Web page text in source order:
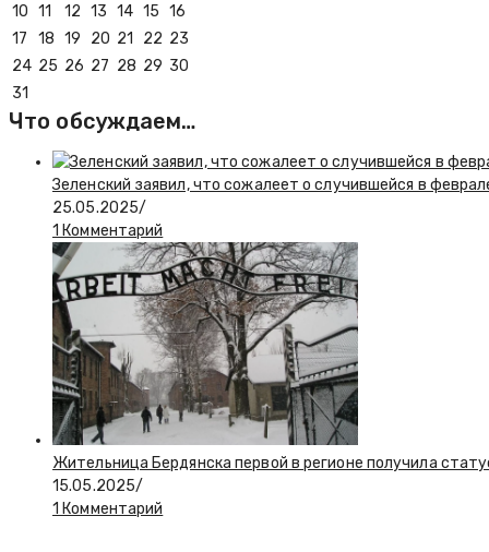
10 11 12 13 14 15 16
17
18 19 20 21 22 23
24 25 26 27 28 29 30
31
Что обсуждаем…
Зеленский заявил, что сожалеет о случившейся в
25.05.2025/
1 Комментарий
Жительница Бердянска первой в регионе получила
15.05.2025/
1 Комментарий